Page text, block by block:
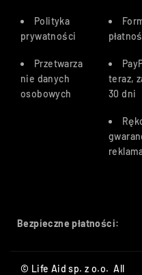
Polityka
prywatności
Przetwarza
nie danych
osobowych
teraz,
30 dni
Bezpieczne płatności:
© Life Aid sp. z o.o. All